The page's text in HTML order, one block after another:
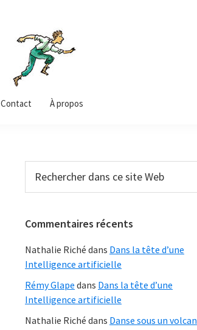
Contact À propos
Barre
latérale
dans
Web
Commentaires récents
Nathalie Riché dans Dans la tête d’une
Intelligence artificielle
Rémy Glape dans Dans la tête d’une
Intelligence artificielle
Nathalie Riché dans Danse sous un volcan